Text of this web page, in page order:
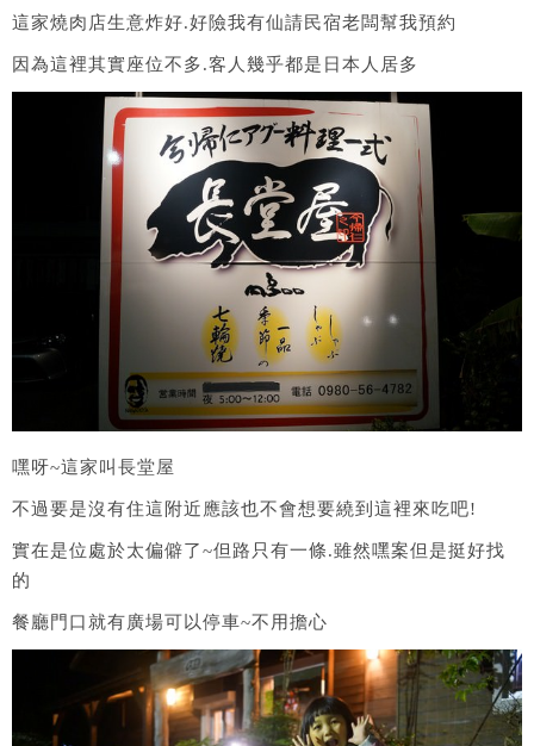
這家燒肉店生意炸好.好險我有仙請民宿老闆幫我預約
因為這裡其實座位不多.客人幾乎都是日本人居多
嘿呀~這家叫長堂屋
不過要是沒有住這附近應該也不會想要繞到這裡來吃吧!
實在是位處於太偏僻了~但路只有一條.雖然嘿案但是挺好找
的
餐廳門口就有廣場可以停車~不用擔心